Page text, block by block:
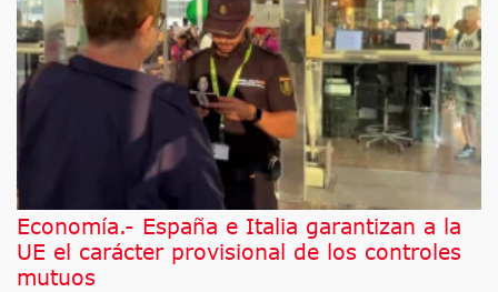
Economía.- España e Italia garantizan a la
UE el carácter provisional de los controles
mutuos